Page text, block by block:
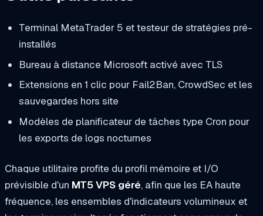
Terminal MetaTrader 5 et testeur de stratégies pré-
installés
Bureau à distance Microsoft activé avec TLS
Extensions en 1 clic pour Fail2Ban, CrowdSec et les
sauvegardes hors site
Modèles de planificateur de tâches type Cron pour
les exports de logs nocturnes
Chaque utilitaire profite du profil mémoire et I/O
prévisible d'un MT5 VPS géré, afin que les EA haute
fréquence, les ensembles d'indicateurs volumineux et